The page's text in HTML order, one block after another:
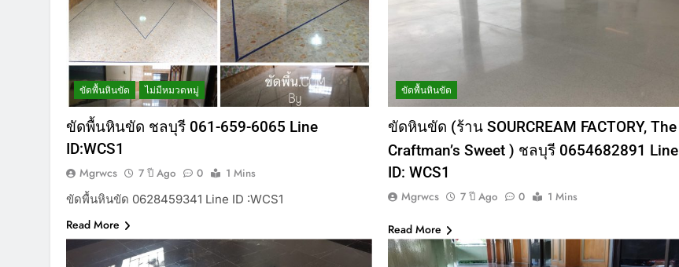
ขัดพื้นหินขัด ไม่มีหมวดหมู่
ขัดพื้นหินขัด ชลบุรี 061-659-6065 Line
ID:WCS1
Mgrwcs 7 ปี Ago 0
1 Mins
ขัดพื้นหินขัด 0628459341 Line ID :WCS1
Read More
ขัดพื้นหินขัด
ขัดหินขัด (ร้าน SOURCREAM FACTORY, The
Craftman’s Sweet ) ชลบุรี 0654682891 Line
ID: WCS1
Mgrwcs 7 ปี Ago 0 1 Mins
Read More